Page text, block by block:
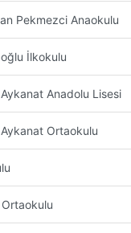
Pekmezci Anaokulu
İlkokulu
Anadolu Lisesi
Ortaokulu